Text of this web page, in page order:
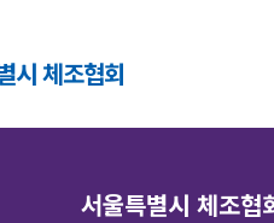
시 체조협회
서울특별시 체조협